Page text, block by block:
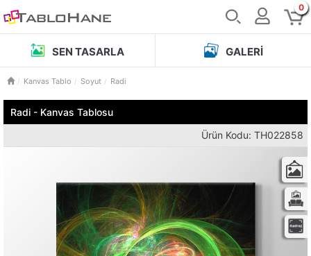
0
SEN TASARLA GALERI
Kanvas Tablo Soyut Radi
Radi - Kanvas Tablosu
Ürün Kodu: TH022858